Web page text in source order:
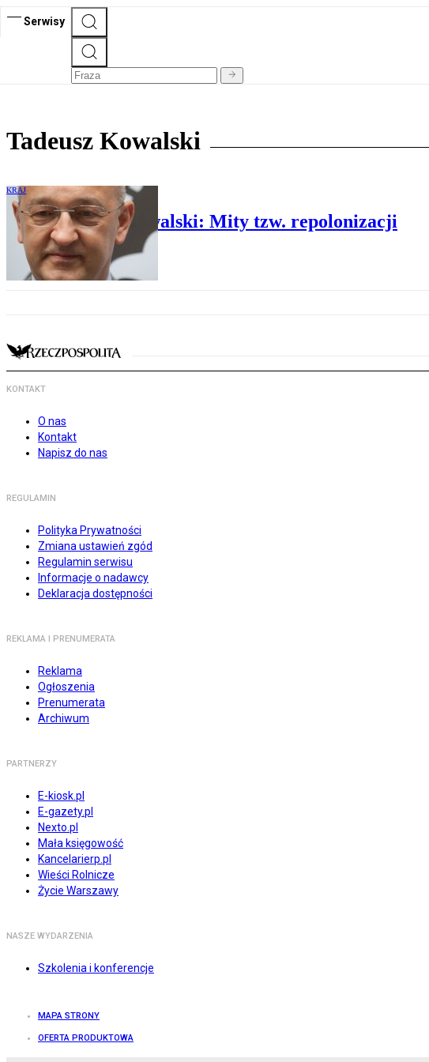
Serwisy
Tadeusz Kowalski
KRAJ
Prof. Tadeusz Kowalski: Mity tzw. repolonizacji
KONTAKT
O nas
Kontakt
Napisz do nas
REGULAMIN
Polityka Prywatności
Zmiana ustawień zgód
Regulamin serwisu
Informacje o nadawcy
Deklaracja dostępności
REKLAMA I PRENUMERATA
Reklama
Ogłoszenia
Prenumerata
Archiwum
PARTNERZY
E-kiosk.pl
E-gazety.pl
Nexto.pl
Mała księgowość
Kancelarierp.pl
Wieści Rolnicze
Życie Warszawy
NASZE WYDARZENIA
Szkolenia i konferencje
MAPA STRONY
OFERTA PRODUKTOWA